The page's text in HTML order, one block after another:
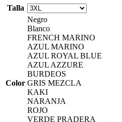
Talla
Color
Negro
Blanco
FRENCH MARINO
AZUL MARINO
AZUL ROYAL BLUE
AZUL AZZURE
BURDEOS
GRIS MEZCLA
KAKI
NARANJA
ROJO
VERDE PRADERA